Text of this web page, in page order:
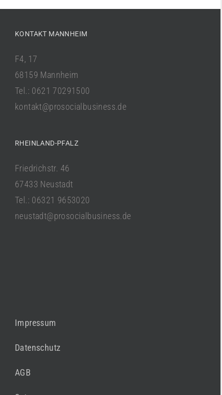
KONTAKT MANNHEIM
F4, 17
68159 Mannheim
Tel.: 0621 70291500
kontakt@prosocialbusiness.de
RHEINLAND-PFALZ
Friedrichstr. 46
67433 Neustadt
Tel.: 06321 9653020
neustadt@prosocialbusiness.de
Impressum
Datenschutz
AGB